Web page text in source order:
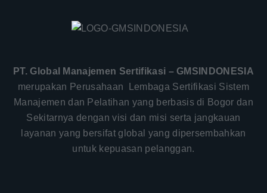
PT. Global Manajemen Sertifikasi – GMSINDONESIA
merupakan Perusahaan Lembaga Sertifikasi Sistem
Manajemen dan Pelatihan yang berbasis di Bogor dan
Sekitarnya dengan visi dan misi serta jangkauan
layanan yang bersifat global yang dipersembahkan
untuk kepuasan pelanggan.